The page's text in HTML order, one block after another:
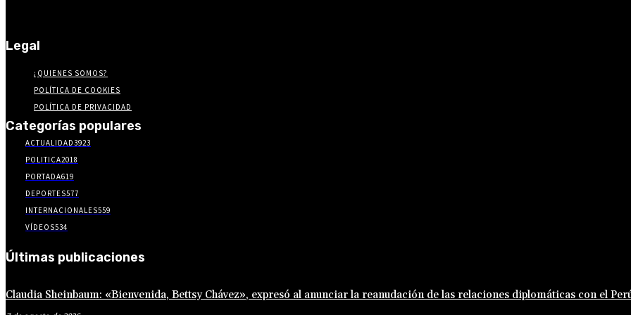
Legal
¿QUIENES SOMOS?
POLÍTICA DE COOKIES
POLÍTICA DE PRIVACIDAD
Categorías populares
ACTUALIDAD3923
POLITICA2018
PORTADA619
DEPORTES577
INTERNACIONALES559
VÍDEOS534
Últimas publicaciones
Claudia Sheinbaum: «Bienvenida, Bettsy Chávez», expresó al anunciar la reanudación de las relaciones diplomáticas con el